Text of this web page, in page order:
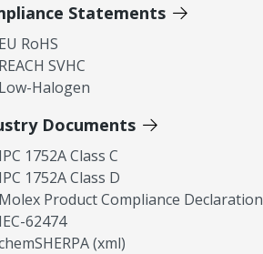
Statements
EU RoHS
REACH SVHC
Low-Halogen
Documents
IPC 1752A Class C
IPC 1752A Class D
Molex Product Compliance Declaration
IEC-62474
(xml)